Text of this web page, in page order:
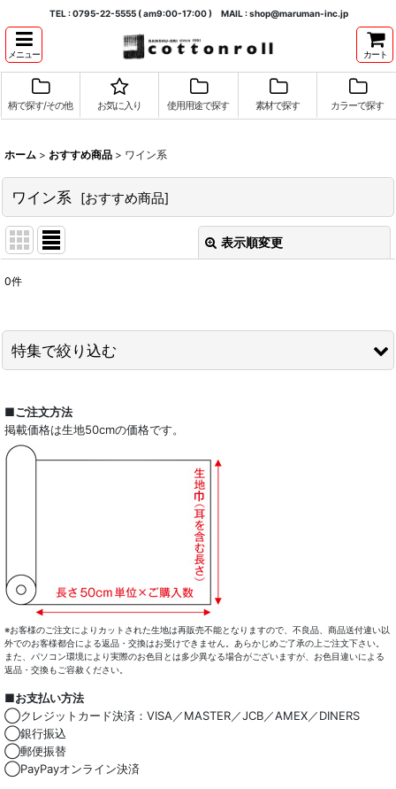
TEL : 0795-22-5555 ( am9:00-17:00 ) MAIL : shop@maruman-inc.jp
メニュー カート
柄で探す/その他 お気に入り 使用用途で探す 素材で探す カラーで探す
ホーム > おすすめ商品 > ワイン系
ワイン系 [おすすめ商品]
表示順変更
並び順 :
0件
特集で絞り込む
ドレスシャツ
コート・ボトム・バッグ
マスク
小物類
綿100％
麻混
ストレッチ
■ご注文方法
掲載価格は生地50cmの価格です。
※お客様のご注文によりカットされた生地は再販売不能となりますので、不良品、商品送付違い以
外でのお客様都合による返品・交換はお受けできません。あらかじめご了承の上ご注文下さい。
また、パソコン環境により実際のお色目とは多少異なる場合がございますが、お色目違いによる
返品・交換もご容赦ください。
■お支払い方法
◯クレジットカード決済：VISA／MASTER／JCB／AMEX／DINERS
◯銀行振込
◯郵便振替
◯PayPayオンライン決済